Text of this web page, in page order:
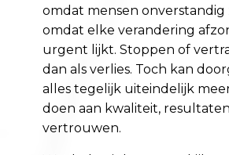
omdat mensen onverstandig
omdat elke verandering
urgent lijkt. Stoppen of
dan als verlies. Toch kan
alles tegelijk uiteindelijk
doen aan kwaliteit,
vertrouwen.